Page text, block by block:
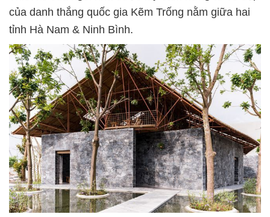
của danh thắng quốc gia Kẽm Trống nằm giữa hai
tỉnh Hà Nam & Ninh Bình.